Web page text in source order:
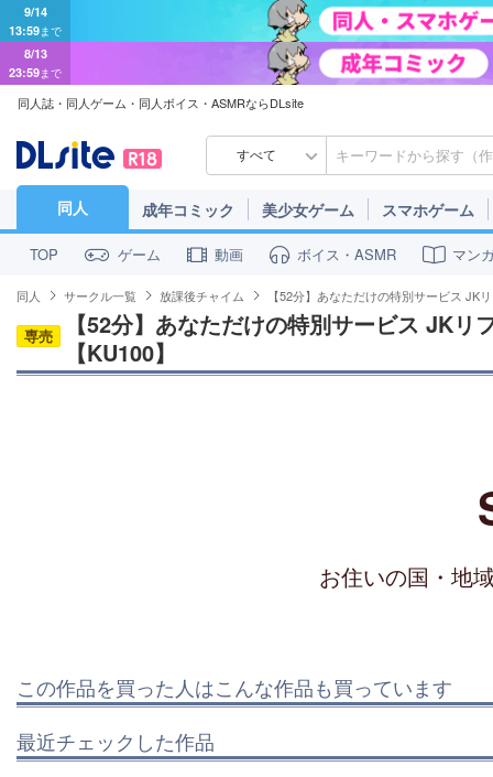
9/14
13:59まで
8/13
23:59まで
同人誌・同人ゲーム・同人ボイス・ASMRならDLsite
すべて
同人 成年コミック 美少女ゲーム スマホゲーム
TOP ゲーム 動画 ボイス・ASMR マン
同人 サークル一覧 放課後チャイム 【52分】あなただけの特別サービス JK
専売
【52分】あなただけの特別サービス JKリ
【KU100】
お住いの国・地
この作品を買った人はこんな作品も買っています
最近チェックした作品